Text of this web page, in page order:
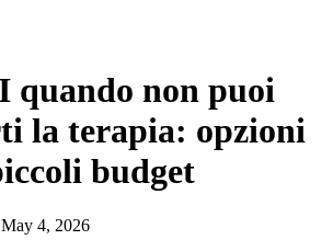
quando non puoi
la terapia: opzioni
budget
May 4, 2026